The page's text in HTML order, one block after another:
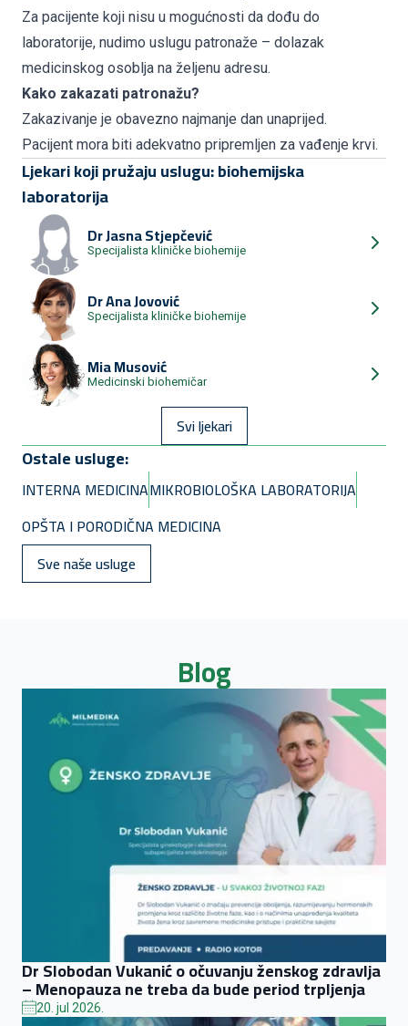
Za pacijente koji nisu u mogućnosti da dođu do
laboratorije, nudimo uslugu patronaže – dolazak
medicinskog osoblja na željenu adresu.
Kako zakazati patronažu?
Zakazivanje je obavezno najmanje dan unaprijed.
Pacijent mora biti adekvatno pripremljen za vađenje krvi.
Ljekari koji pružaju uslugu: biohemijska
laboratorija
DrJasna Stjepčević
Specijalista kliničke biohemije
DrAna Jovović
Specijalista kliničke biohemije
Mia Musović
Medicinski biohemičar
Svi ljekari
Ostale usluge:
INTERNA MEDICINAMIKROBIOLOŠKA LABORATORIJA
OPŠTA I PORODIČNA MEDICINA
Sve naše usluge
Blog
Dr Slobodan Vukanić o očuvanju ženskog zdravlja
– Menopauza ne treba da bude period trpljenja
20. jul 2026.